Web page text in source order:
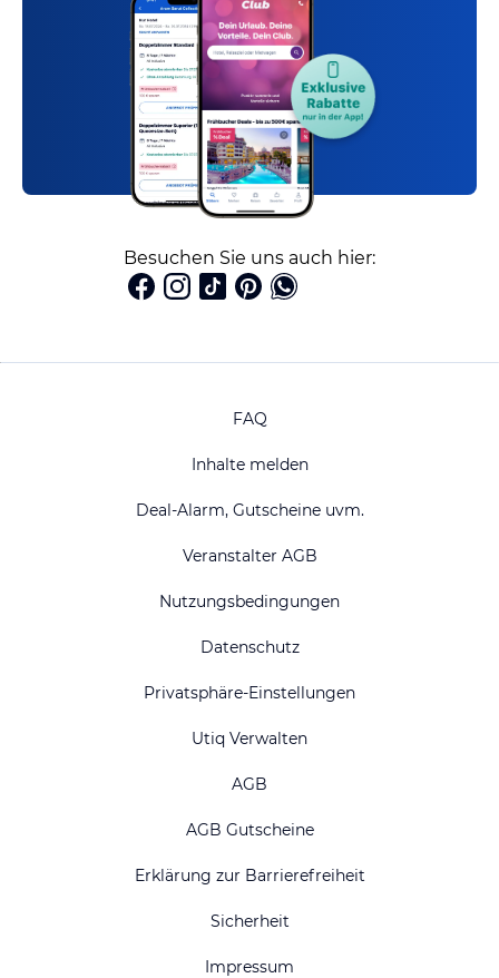
Besuchen Sie uns auch hier:
FAQ
Inhalte melden
Deal-Alarm, Gutscheine uvm.
Veranstalter AGB
Nutzungsbedingungen
Datenschutz
Privatsphäre-Einstellungen
Utiq Verwalten
AGB
AGB Gutscheine
Erklärung zur Barrierefreiheit
Sicherheit
Impressum